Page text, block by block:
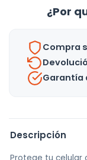
Promax
cantidad
¿Por
Compra
Garantía
Descripción